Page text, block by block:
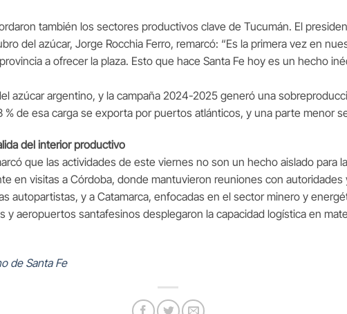
también los sectores productivos clave de Tucumán. El
del azúcar, Jorge Rocchia Ferro, remarcó: “Es la primera vez en
a ofrecer la plaza. Esto que hace Santa Fe hoy es un hecho
azúcar argentino, y la campaña 2024-2025 generó una
% de esa carga se exporta por puertos atlánticos, y una parte menor
del interior productivo
que las actividades de este viernes no son un hecho aislado para
en visitas a Córdoba, donde mantuvieron reuniones con autoridades
autopartistas, y a Catamarca, enfocadas en el sector minero y
aeropuertos santafesinos desplegaron la capacidad logística en
de Santa Fe